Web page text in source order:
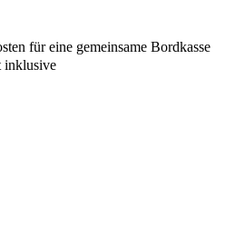
für eine gemeinsame Bordkasse
inklusive